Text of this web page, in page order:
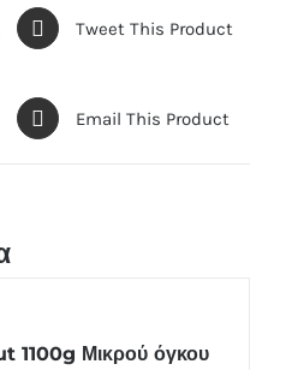
Tweet This Product
Email This Product
1100g Μικρού όγκου